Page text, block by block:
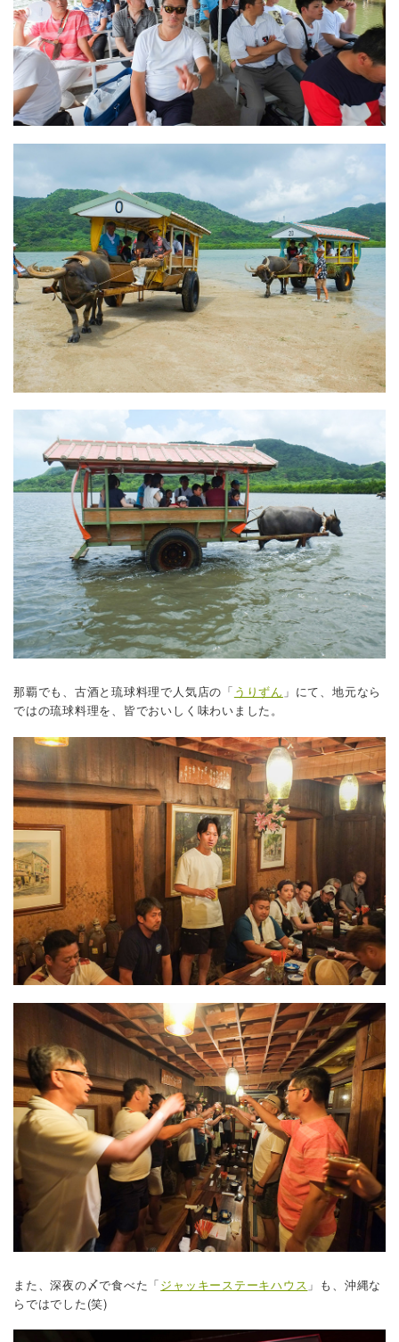
那覇でも、古酒と琉球料理で人気店の「 うりずん 」にて、地元なら
ではの琉球料理を、皆でおいしく味わいました。
また、深夜の〆で食べた「ジャッキーステーキハウス 」も、沖縄な
らではでした(笑)